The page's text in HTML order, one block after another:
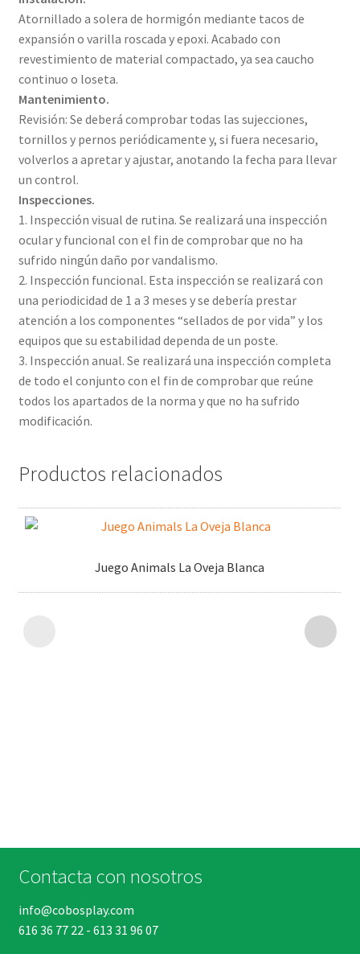
Atornillado a solera de hormigón mediante tacos de
expansión o varilla roscada y epoxi. Acabado con
revestimiento de material compactado, ya sea caucho
continuo o loseta.
Mantenimiento.
Revisión: Se deberá comprobar todas las sujecciones,
tornillos y pernos periódicamente y, si fuera necesario,
volverlos a apretar y ajustar, anotando la fecha para llevar
un control.
Inspecciones.
1. Inspección visual de rutina. Se realizará una inspección
ocular y funcional con el fin de comprobar que no ha
sufrido ningún daño por vandalismo.
2. Inspección funcional. Esta inspección se realizará con
una periodicidad de 1 a 3 meses y se debería prestar
atención a los componentes “sellados de por vida” y los
equipos que su estabilidad dependa de un poste.
3. Inspección anual. Se realizará una inspección completa
de todo el conjunto con el fin de comprobar que reúne
todos los apartados de la norma y que no ha sufrido
modificación.
Productos relacionados
Juego Animals La Oveja Blanca
Contacta con nosotros
info@cobosplay.com
616 36 77 22 - 613 31 96 07